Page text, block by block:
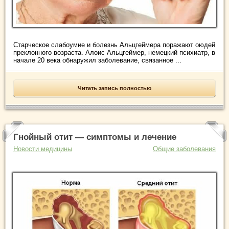
Старческое слабоумие и болезнь Альцгеймера поражают оюдей
преклонного возраста. Алоис Альцгеймер, немецкий психиатр, в
начале 20 века обнаружил заболевание, связанное ...
Читать запись полностью
Гнойный отит — симптомы и лечение
Новости медицины Общие заболевания